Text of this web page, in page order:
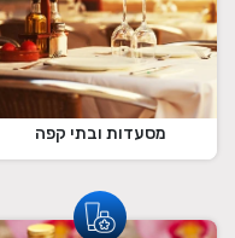
מסעדות ובתי קפה